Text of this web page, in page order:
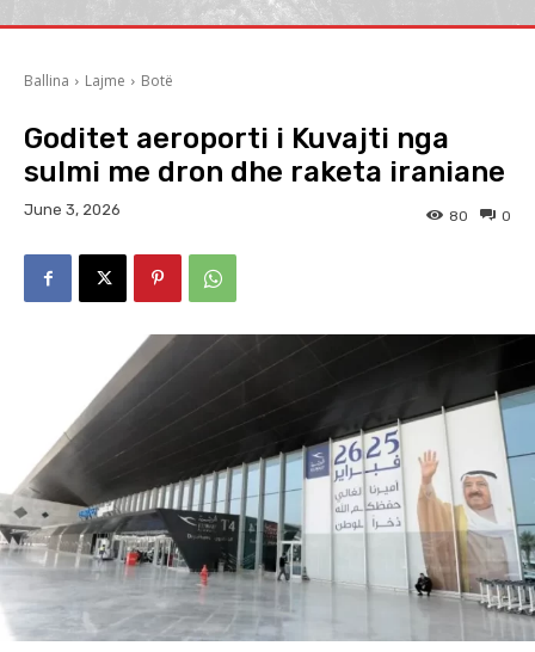
Ballina Lajme Botë
Goditet aeroporti i Kuvajti nga
sulmi me dron dhe raketa iraniane
June 3, 2026 0
80